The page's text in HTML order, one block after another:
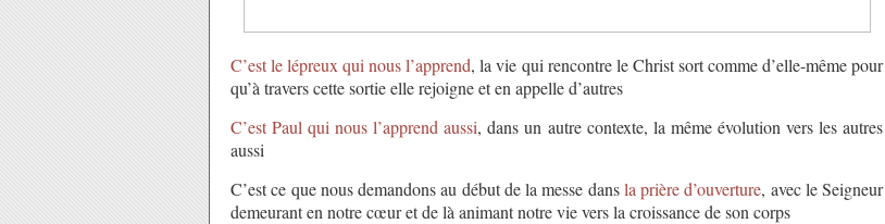
C’est le lépreux qui nous l’apprend, la vie qui rencontre le Christ sort comme d’elle-même pour
qu’à travers cette sortie elle rejoigne et en appelle d’autres
C’est Paul qui nous l’apprend aussi, dans un autre contexte, la même évolution vers les autres
aussi
C’est ce que nous demandons au début de la messe dansla prière d’ouverture, avec le Seigneur
demeurant en notre cœur et de là animant notre vie vers la croissance de son corps